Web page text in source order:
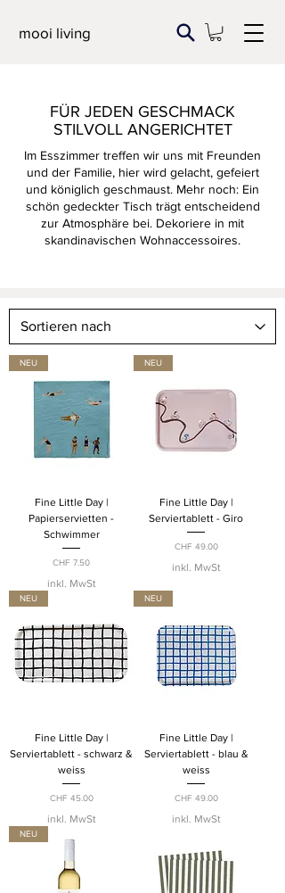
mooi living
FÜR JEDEN GESCHMACK
STILVOLL ANGERICHTET
Im Esszimmer treffen wir uns mit Freunden
und der Familie, hier wird gelacht, gefeiert
und königlich geschmaust. Mehr noch: Ein
schön gedeckter Tisch trägt entscheidend
zur Atmosphäre bei. Dekoriere in mit
skandinavischen Wohnaccessoires.
NEU
Fine Little Day |
Papierservietten -
Schwimmer
Preis
CHF 7.50
inkl. MwSt
NEU
Fine Little Day |
Serviertablett - Giro
Preis
CHF 49.00
inkl. MwSt
NEU
Fine Little Day |
Serviertablett - schwarz &
weiss
Preis
CHF 45.00
inkl. MwSt
NEU
Fine Little Day |
Serviertablett - blau &
weiss
Preis
CHF 49.00
inkl. MwSt
NEU